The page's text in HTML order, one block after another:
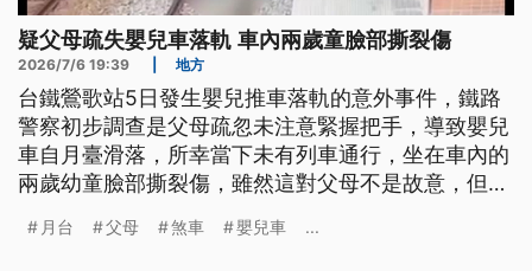
疑父母疏失嬰兒車落軌 車內兩歲童臉部撕裂傷
2026/7/6 19:39 地方
台鐵鶯歌站5日發生嬰兒推車落軌的意外事件，鐵路
警察初步調查是父母疏忽未注意緊握把手，導致嬰兒
車自月臺滑落，所幸當下未有列車通行，坐在車內的
兩歲幼童臉部撕裂傷，雖然這對父母不是故意，但依
萬元以上到100萬元罰鍰。
月台 父母 煞車 嬰兒車 ...